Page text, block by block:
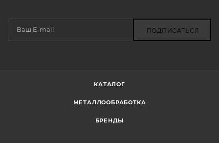
ПОДПИСАТЬСЯ
КАТАЛОГ
МЕТАЛЛООБРАБОТКА
БРЕНДЫ